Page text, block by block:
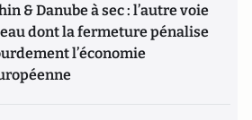
& Danube à sec : l’autre voie
dont la fermeture pénalise
l’économie